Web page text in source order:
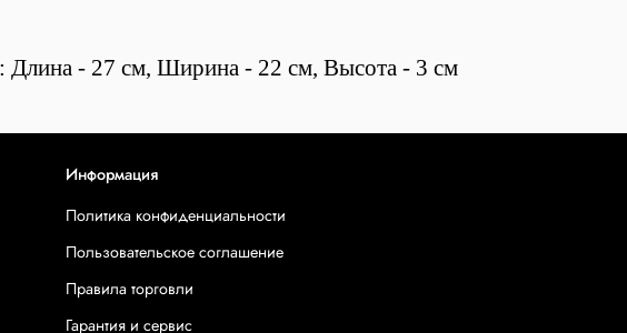
Длина - 27 см, Ширина - 22 см, Высота - 3 см
Информация
Политика конфиденциальности
Пользовательское соглашение
Правила торговли
Гарантия и сервис